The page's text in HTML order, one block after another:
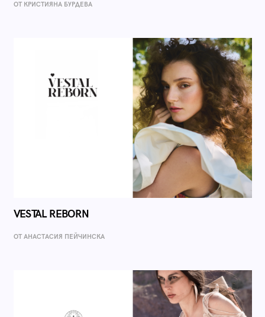
ОТ КРИСТИЯНА БУРДЕВА
VESTAL REBORN
ОТ AНАСТАСИЯ ПЕЙЧИНСКА